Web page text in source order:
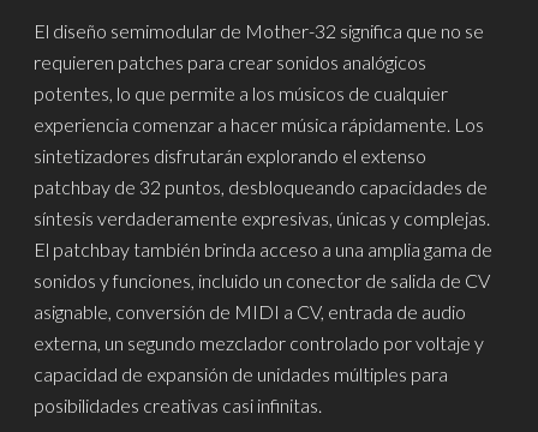
El diseño semimodular de Mother-32 significa que no se
requieren patches para crear sonidos analógicos
potentes, lo que permite a los músicos de cualquier
experiencia comenzar a hacer música rápidamente. Los
sintetizadores disfrutarán explorando el extenso
patchbay de 32 puntos, desbloqueando capacidades de
síntesis verdaderamente expresivas, únicas y complejas.
El patchbay también brinda acceso a una amplia gama de
sonidos y funciones, incluido un conector de salida de CV
asignable, conversión de MIDI a CV, entrada de audio
externa, un segundo mezclador controlado por voltaje y
capacidad de expansión de unidades múltiples para
posibilidades creativas casi infinitas.